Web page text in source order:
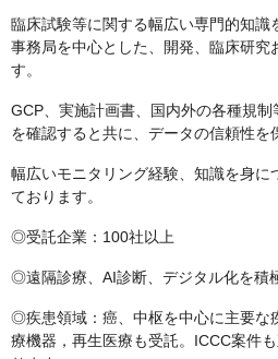
臨床試験等に関する幅広い専門的知識
事務局を中心とした、開発、臨床研究
す。
GCP、実施計画書、国内外の各種規
を確認すると共に、データの信頼性を
幅広いモニタリング経験、知識を身に
ております。
◎受託企業：100社以上
◎遠隔診療、AI診断、デジタル化を積
◎疾患領域：癌、中枢を中心に主要な
療機器，再生医療も受託。ICCC案件